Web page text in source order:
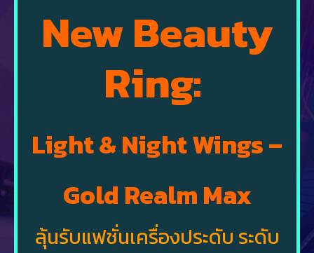
New Beauty
Ring:
Light & Night Wings –
Gold Realm Max
ลุ้นรับแฟชั่นเครื่องประดับ ระดับ